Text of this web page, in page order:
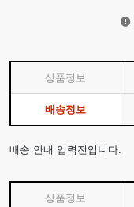
상품정보
배송정보
배송 안내 입력전입니다.
상품정보